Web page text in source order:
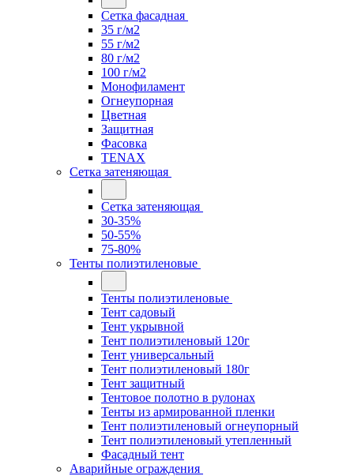
Сетка фасадная
35 г/м2
55 г/м2
80 г/м2
100 г/м2
Монофиламент
Огнеупорная
Цветная
Защитная
Фасовка
TENAX
Сетка затеняющая
Сетка затеняющая
30-35%
50-55%
75-80%
Тенты полиэтиленовые
Тенты полиэтиленовые
Тент садовый
Тент укрывной
Тент полиэтиленовый 120г
Тент универсальный
Тент полиэтиленовый 180г
Тент защитный
Тентовое полотно в рулонах
Тенты из армированной пленки
Тент полиэтиленовый огнеупорный
Тент полиэтиленовый утепленный
Фасадный тент
Аварийные ограждения